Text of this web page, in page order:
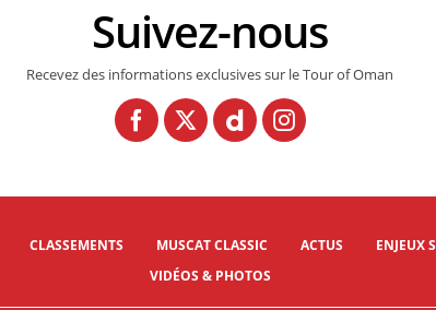
Suivez-nous
Recevez des informations exclusives sur le Tour of Oman
CLASSEMENTS MUSCAT CLASSIC ACTUS ENJEUX
VIDÉOS & PHOTOS